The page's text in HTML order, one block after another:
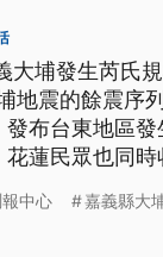
大埔發生芮氏
地震的餘震序
布台東地區發
蓮民眾也同時
地震度只有1級
站密度不平均造
中心 嘉義縣大